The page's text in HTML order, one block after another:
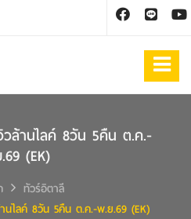
วล้านไลค์ 8วัน 5คืน ต.ค.-
(EK)
ทัวร์อิตาลี
นไลค์ 8วัน 5คืน ต.ค.-พ.ย.69 (EK)